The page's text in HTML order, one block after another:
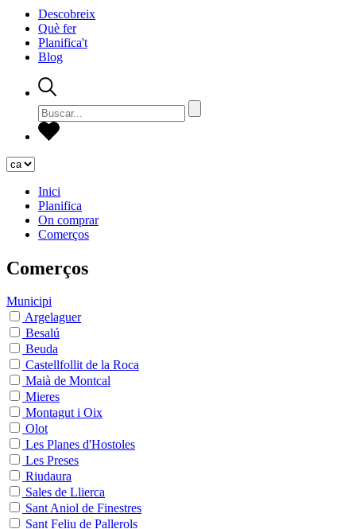
Descobreix
Què fer
Planifica't
Blog
Inici
Planifica
On comprar
Comerços
Comerços
Municipi
Argelaguer
Besalú
Beuda
Castellfollit de la Roca
Maià de Montcal
Mieres
Montagut i Oix
Olot
Les Planes d'Hostoles
Les Preses
Riudaura
Sales de Llierca
Sant Aniol de Finestres
Sant Feliu de Pallerols